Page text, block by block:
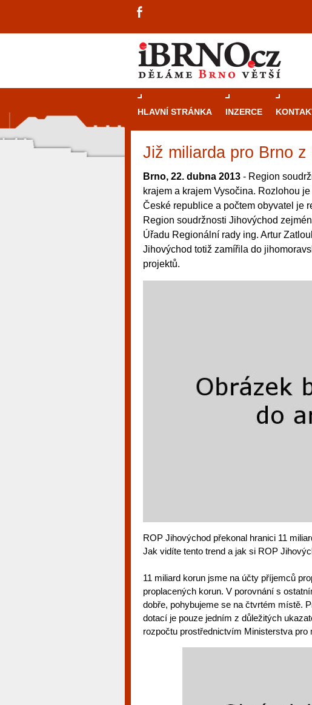
HLAVNÍ STRÁNKA INZERCE
Již miliarda pro Brno z
Brno, 22. dubna 2013 - Region
krajem a krajem Vysočina. Rozlohou
České republice a počtem obyvatel je
Region soudržnosti Jihovýchod
Úřadu Regionální rady ing. Artur
Jihovýchod totiž zamířila do
projektů.
ROP Jihovýchod překonal hranici 11
Jak vidíte tento trend a jak si ROP
11 miliard korun jsme na účty příjemců
proplacených korun. V porovnání s
dobře, pohybujeme se na čtvrtém místě.
dotací je pouze jedním z důležitých
rozpočtu prostřednictvím Ministerstva pro
návštěvníky, tak pro příležitostné hráče. V...